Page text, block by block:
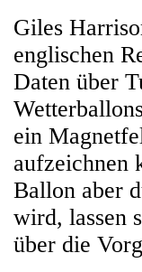
Giles
englischen
Daten über
ein
aufzeichnen
Ballon aber
wird, lassen
über die